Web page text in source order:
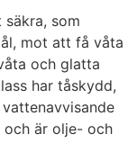
säkra, som
mot att få våta
och glatta
har tåskydd,
och är olje- och